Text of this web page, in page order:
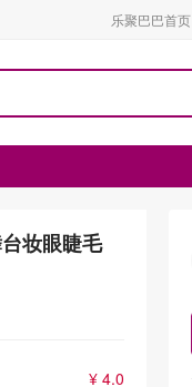
乐聚巴巴首页
妆眼睫毛
¥ 4.0